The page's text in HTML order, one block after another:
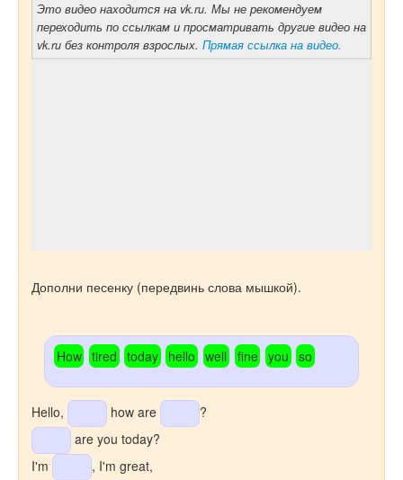
Это видео находится на vk.ru. Мы не рекомендуем
переходить по ссылкам и просматривать другие видео на
vk.ru без контроля взрослых. Прямая ссылка на видео.
Дополни песенку (передвинь слова мышкой).
How tired today hello well fine you so
Hello, how are
?
are you today?
I'm
, I'm great,